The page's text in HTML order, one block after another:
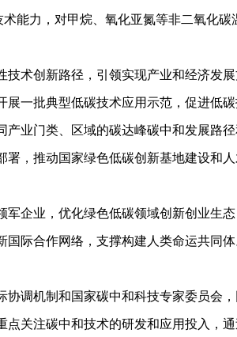
能力，对甲烷、氧化亚氮等非二氧化碳
术创新路径，引领实现产业和经济发展
一批典型低碳技术应用示范，促进低碳
业门类、区域的碳达峰碳中和发展路径
推动国家绿色低碳创新基地建设和人
企业，优化绿色低碳领域创新创业生态
际合作网络，支撑构建人类命运共同体
调机制和国家碳中和科技专家委员会
关注碳中和技术的研发和应用投入，